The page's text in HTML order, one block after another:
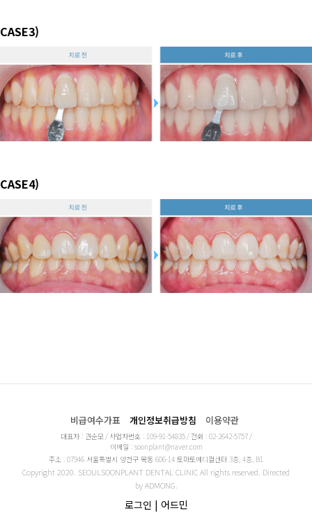
CASE3)
CASE4)
비급여수가표 개인정보취급방침 이용약관
대표자 : 권순모/ 사업자번호 : 109-91-54835/ 전화 : 02-2642-5757/
이메일 : soonplant@naver.com
주소 : 07946 서울특별시 양천구 목동 606-14 토마토메디컬센터 3층, 4층, B1
Copyright 2020. SEOULSOONPLANT DENTAL CLINIC All rights reserved. Directed
byADMONG.
로그인 | 어드민